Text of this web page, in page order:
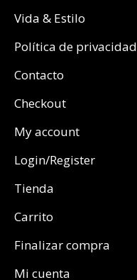
Vida & Estilo
Política de privacidad
Contacto
Checkout
My account
Login/Register
Tienda
Carrito
Finalizar compra
Mi cuenta